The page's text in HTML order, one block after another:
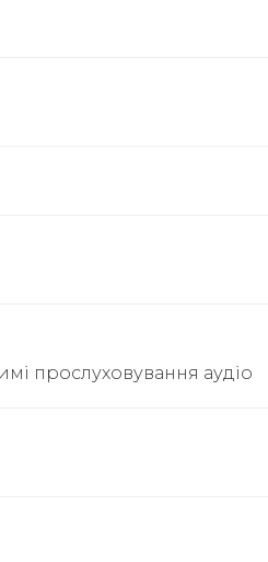
прослуховування аудіо